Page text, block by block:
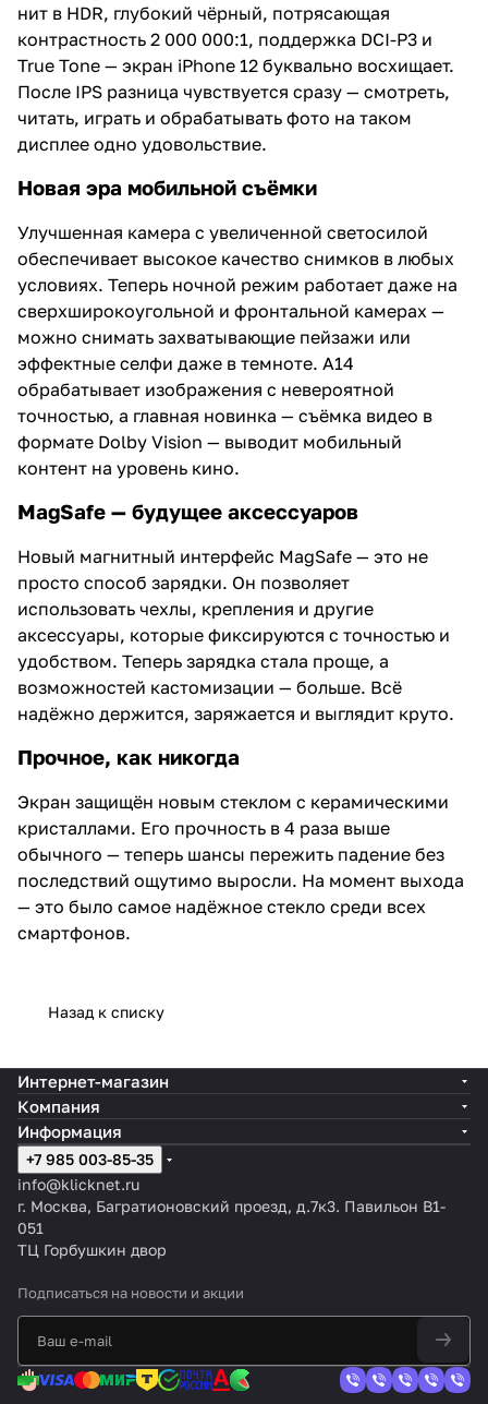
нит в HDR, глубокий чёрный, потрясающая
контрастность 2 000 000:1, поддержка DCI-P3 и
True Tone — экран iPhone 12 буквально восхищает.
После IPS разница чувствуется сразу — смотреть,
читать, играть и обрабатывать фото на таком
дисплее одно удовольствие.
Новая эра мобильной съёмки
Улучшенная камера с увеличенной светосилой
обеспечивает высокое качество снимков в любых
условиях. Теперь ночной режим работает даже на
сверхширокоугольной и фронтальной камерах —
можно снимать захватывающие пейзажи или
эффектные селфи даже в темноте. A14
обрабатывает изображения с невероятной
точностью, а главная новинка — съёмка видео в
формате Dolby Vision — выводит мобильный
контент на уровень кино.
MagSafe — будущее аксессуаров
Новый магнитный интерфейс MagSafe — это не
просто способ зарядки. Он позволяет
использовать чехлы, крепления и другие
аксессуары, которые фиксируются с точностью и
удобством. Теперь зарядка стала проще, а
возможностей кастомизации — больше. Всё
надёжно держится, заряжается и выглядит круто.
Прочное, как никогда
Экран защищён новым стеклом с керамическими
кристаллами. Его прочность в 4 раза выше
обычного — теперь шансы пережить падение без
последствий ощутимо выросли. На момент выхода
— это было самое надёжное стекло среди всех
смартфонов.
Назад к списку
Интернет-магазин
Компания
Информация
+7 985 003-85-35
info@klicknet.ru
г. Москва, Багратионовский проезд, д.7к3. Павильон B1-
051
ТЦ Горбушкин двор
Подписаться на новости и акции